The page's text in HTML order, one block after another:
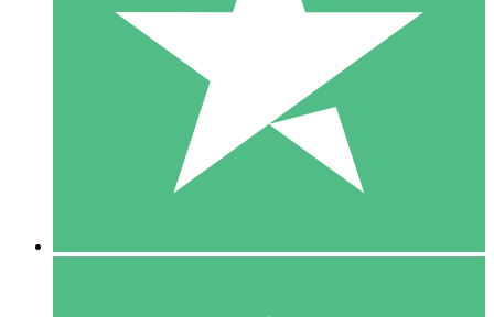
Zahlen Sie nach Bedarf mit Download-Credits. Keine
monatliche Verpflichtung erforderlich.
10 00